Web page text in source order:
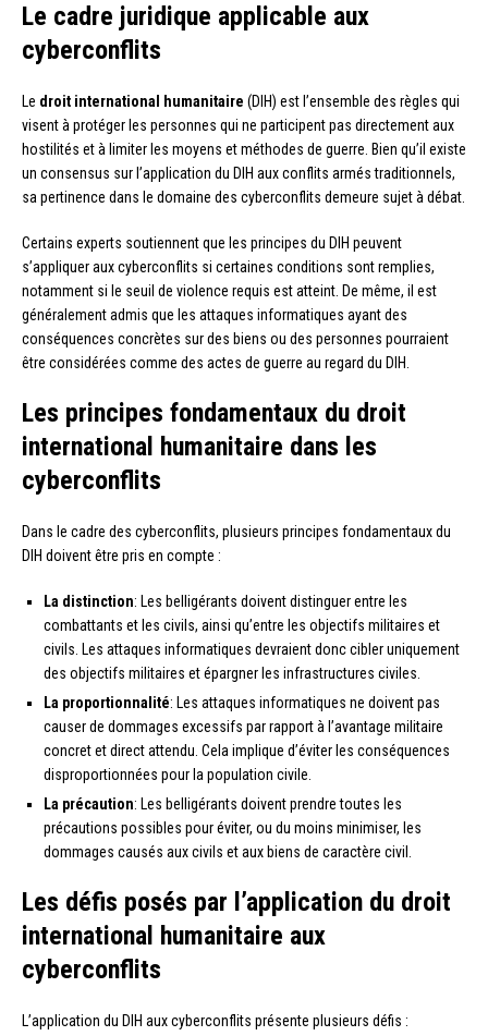
Le cadre juridique applicable aux
cyberconflits
Le droit international humanitaire (DIH) est l’ensemble des règles qui
visent à protéger les personnes qui ne participent pas directement aux
hostilités et à limiter les moyens et méthodes de guerre. Bien qu’il existe
un consensus sur l’application du DIH aux conflits armés traditionnels,
sa pertinence dans le domaine des cyberconflits demeure sujet à débat.
Certains experts soutiennent que les principes du DIH peuvent
s’appliquer aux cyberconflits si certaines conditions sont remplies,
notamment si le seuil de violence requis est atteint. De même, il est
généralement admis que les attaques informatiques ayant des
conséquences concrètes sur des biens ou des personnes pourraient
être considérées comme des actes de guerre au regard du DIH.
Les principes fondamentaux du droit
international humanitaire dans les
cyberconflits
Dans le cadre des cyberconflits, plusieurs principes fondamentaux du
DIH doivent être pris en compte :
La distinction: Les belligérants doivent distinguer entre les
combattants et les civils, ainsi qu’entre les objectifs militaires et
civils. Les attaques informatiques devraient donc cibler uniquement
des objectifs militaires et épargner les infrastructures civiles.
La proportionnalité: Les attaques informatiques ne doivent pas
causer de dommages excessifs par rapport à l’avantage militaire
concret et direct attendu. Cela implique d’éviter les conséquences
disproportionnées pour la population civile.
La précaution: Les belligérants doivent prendre toutes les
précautions possibles pour éviter, ou du moins minimiser, les
dommages causés aux civils et aux biens de caractère civil.
Les défis posés par l’application du droit
international humanitaire aux
cyberconflits
L’application du DIH aux cyberconflits présente plusieurs défis :